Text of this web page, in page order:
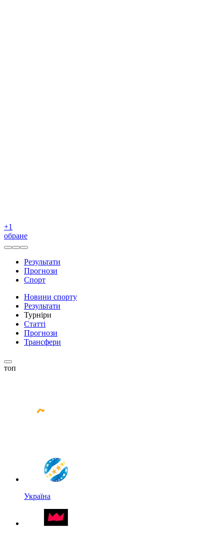
+1
обране
Результати
Прогнози
Спорт
Новини спорту
Результати
Турніри
Статті
Прогнози
Трансфери
топ
Україна